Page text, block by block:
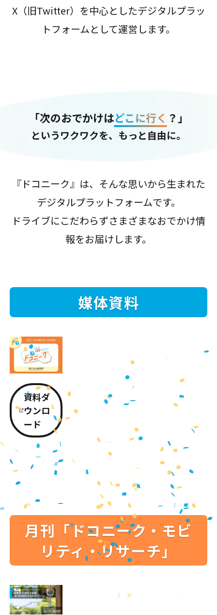
X（旧Twitter）を中心としたデジタルプラッ
トフォームとして運営します。
「次のおでかけはどこに行く ？」
というワクワクを、もっと自由に。
『ドコニーク』は、そんな思いから生まれた
デジタルプラットフォームです。
ドライブにこだわらずさまざまなおでかけ情
報をお届けします。
媒体資料
資料ダ
ウンロ
ード
月刊「ドコニーク・モビ
リティ・リサーチ」